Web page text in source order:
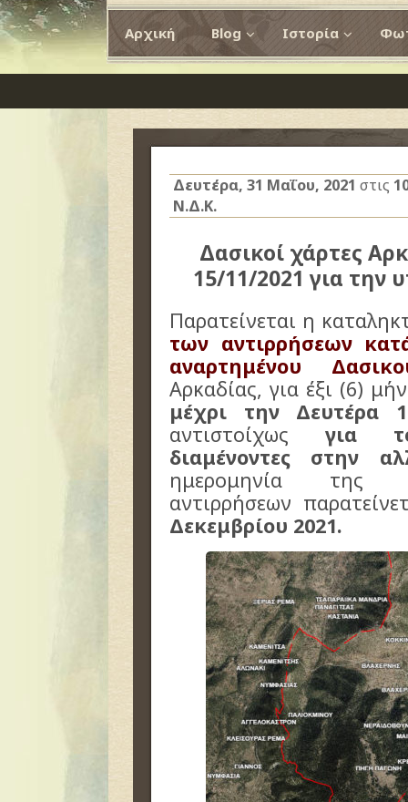
Αρχική Blog Ιστορία
Δευτέρα, 31 Μαΐου, 2021 στις
Ν.Δ.Κ.
Δασικοί χάρτες
15/11/2021 για την
Παρατείνεται η
των αντιρρήσεων
αναρτημένου
Αρκαδίας, για έξι (6)
μέχρι την Δευτέρα
αντιστοίχως για
διαμένοντες στην
ημερομηνία της
αντιρρήσεων
Δεκεμβρίου 2021.